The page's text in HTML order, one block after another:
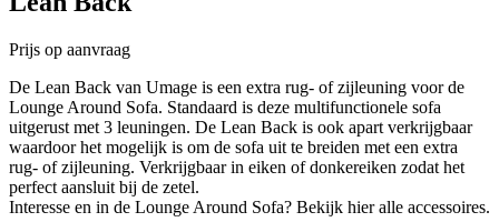
Prijs op aanvraag
De Lean Back van Umage is een extra rug- of zijleuning voor de
Lounge Around Sofa. Standaard is deze multifunctionele sofa
uitgerust met 3 leuningen. De Lean Back is ook apart verkrijgbaar
waardoor het mogelijk is om de sofa uit te breiden met een extra
rug- of zijleuning. Verkrijgbaar in eiken of donkereiken zodat het
perfect aansluit bij de zetel.
Interesse en in de Lounge Around Sofa? Bekijk hier alle accessoires.